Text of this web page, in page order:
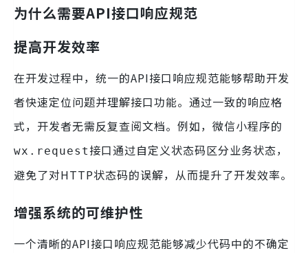
为什么需要API接口响应规范
提高开发效率
在开发过程中，统一的API接口响应规范能够帮助开发
者快速定位问题并理解接口功能。通过一致的响应格
式，开发者无需反复查阅文档。例如，微信小程序的
wx.request接口通过自定义状态码区分业务状态，
避免了对HTTP状态码的误解，从而提升了开发效率。
增强系统的可维护性
一个清晰的API接口响应规范能够减少代码中的不确定